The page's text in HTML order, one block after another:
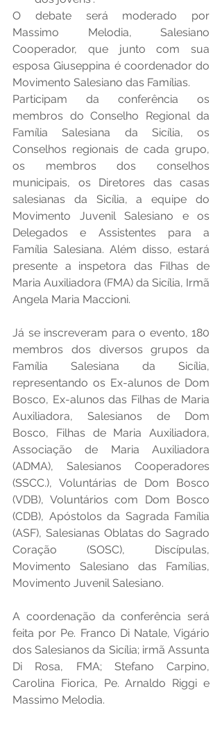
O debate será moderado por
Massimo Melodia, Salesiano
Cooperador, que junto com sua
esposa Giuseppina é coordenador do
Movimento Salesiano das Famílias.
Participam da conferência os
membros do Conselho Regional da
Família Salesiana da Sicília, os
Conselhos regionais de cada grupo,
os membros dos conselhos
municipais, os Diretores das casas
salesianas da Sicília, a equipe do
Movimento Juvenil Salesiano e os
Delegados e Assistentes para a
Família Salesiana. Além disso, estará
presente a inspetora das Filhas de
Maria Auxiliadora (FMA) da Sicília, Irmã
Angela Maria Maccioni.
Já se inscreveram para o evento, 180
membros dos diversos grupos da
Família Salesiana da Sicília,
representando os Ex-alunos de Dom
Bosco, Ex-alunos das Filhas de Maria
Auxiliadora, Salesianos de Dom
Bosco, Filhas de Maria Auxiliadora,
Associação de Maria Auxiliadora
(ADMA), Salesianos Cooperadores
(SSCC.), Voluntárias de Dom Bosco
(VDB), Voluntários com Dom Bosco
(CDB), Apóstolos da Sagrada Família
(ASF), Salesianas Oblatas do Sagrado
Coração (SOSC), Discípulas,
Movimento Salesiano das Famílias,
Movimento Juvenil Salesiano.
A coordenação da conferência será
feita por Pe. Franco Di Natale, Vigário
dos Salesianos da Sicília; irmã Assunta
Di Rosa, FMA; Stefano Carpino,
Carolina Fiorica, Pe. Arnaldo Riggi e
Massimo Melodia.